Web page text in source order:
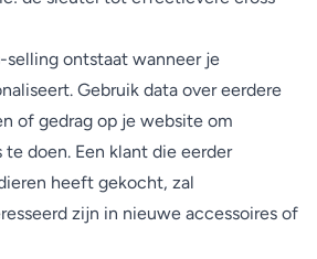
selling ontstaat wanneer je
Gebruik data over eerdere
of gedrag op je website om
doen. Een klant die eerder
heeft gekocht, zal
zijn in nieuwe accessoires of